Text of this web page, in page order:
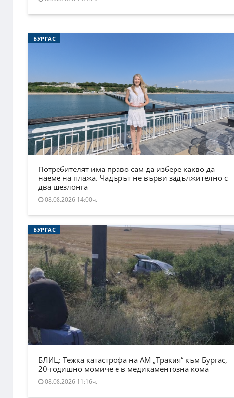
БУРГАС
Потребителят има право сам да избере какво да
наеме на плажа. Чадърът не върви задължително с
два шезлонга
08.08.2026 14:00ч.
БУРГАС
БЛИЦ: Тежка катастрофа на АМ „Тракия“ към Бургас,
20-годишно момиче е в медикаментозна кома
08.08.2026 11:16ч.